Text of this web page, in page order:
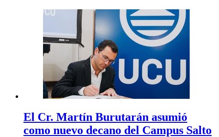
El Cr. Martín Burutarán asumió
como nuevo decano del Campus Salto